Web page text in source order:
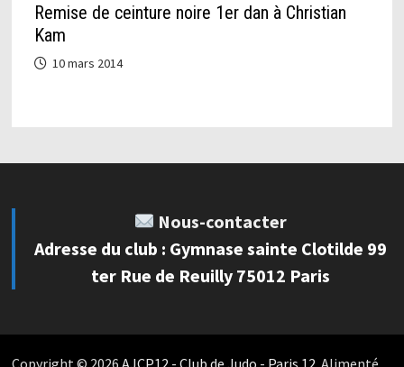
Remise de ceinture noire 1er dan à Christian
Kam
10 mars 2014
Nous-contacter
Adresse du club : Gymnase sainte Clotilde 99
ter Rue de Reuilly 75012 Paris
Copyright © 2026 AJCP12 - Club de Judo - Paris 12 . Alimenté